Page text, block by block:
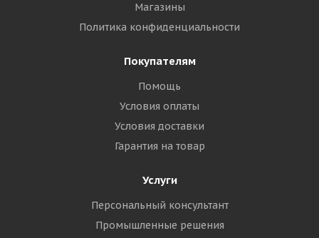
Магазины
Политика конфиденциальности
Покупателям
Помощь
Условия оплаты
Условия доставки
Гарантия на товар
Услуги
Персональный консультант
Промышленные решения